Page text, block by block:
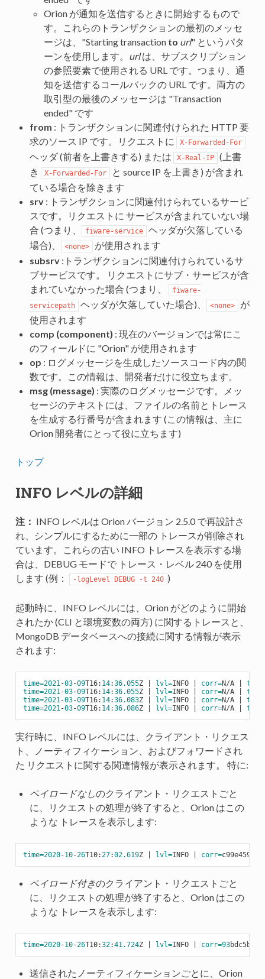
Orion が通知を送信するときに開始するもので
す。これらのトランザクションの最初のメッセ
ージは、"Starting transaction to url" というパタ
ーンを使用します。 urlは、サブスクリプション
の参照要素で使用される URL です。つまり、通
知を送信するコールバックの URL です。両方の
取引型の最後のメッセージは "Transaction
ended" です
from : トランザクションに関連付けられた HTTP 要
求のソース IP です。リクエストに
X-Forwarded-For
ヘッダ (前者を上書きする) または X-Real-IP
(上書
き
X-Forwarded-For
と source IP を上書き) が含まれ
ている場合を除きます
srv: トランザクションに関連付けられているサービ
スです。リクエストに サービスが含まれていない場
合 (つまり、
fiware-service
ヘッダが欠落している
場合)、
<none>
が使用されます
subsrv:トランザクションに関連付けられているサ
ブサービスです。 リクエストにサブ・サービスが含
まれていなかった場合 (つまり、
fiware-
servicepath
ヘッダが欠落していた場合)、 <none>
が
使用されます
comp (component) : 現在のバージョンでは常にこ
のフィールドに "Orion" が使用されます
op : ログメッセージを生成したソースコード内の関
数です。この情報は、開発者だけに役立ちます。
msg (message) : 実際のログメッセージです。メッ
セージのテキストには、ファイルの名前とトレース
を生成する行番号が含まれます (この情報は、主に
Orion 開発者にとって役に立ちます)
トップ
INFO レベルの詳細
注： INFO レベルは Orion バージョン 2.5.0 で再設計さ
れ、シンプルにするために一部の トレースが削除され
ています。これらの古い INFO トレースを表示する場
合は、DEBUG モードで トレース・レベル 240 を使用
します (例：
-logLevel DEBUG -t 240 )
起動時に、INFO レベルには、Orion がどのように開始
されたか (CLI と環境変数の両方) に関するトレースと、
MongoDB データベースへの接続に関する情報が表示
されます:
time=2021 -03-09T16: 14:36.055Z | lvl=INFO | corr=N/A |
time=2021 -03-09T16: 14:36.055Z | lvl=INFO | corr=N/A |
time=2021 -03-09T16: 14:36.083Z | lvl=INFO | corr=N/A |
time=2021 -03-09T16: 14:36.086Z | lvl=INFO | corr=N/A |
実行時に、INFO レベルには、クライアント・リクエス
ト、ノーティフィケーション、およびフォワードされ
た リクエストに関する関連情報が表示されます。 特に:
ペイロードなし のクライアント・リクエストごと
に、リクエストの処理が終了すると、Orion はこの
ような トレースを表示します:
time=2020-10-26T10: 27:02.619Z | lvl=INFO | corr=c99e4592-
ペイロード付きのクライアント・リクエストごと
に、リクエストの処理が終了すると、Orion はこの
ような トレースを表示します:
time=2020-10-26T10:32:41.724Z | lvl=INFO | corr=93bdc5b4-
送信されたノーティフィケーションごとに、Orion